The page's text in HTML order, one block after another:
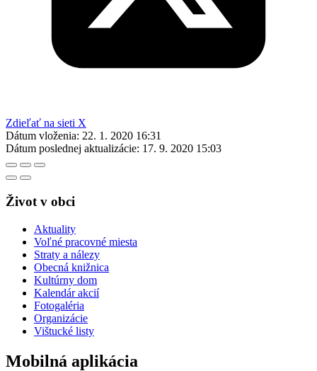
Zdieľať na sieti X
Dátum vloženia: 22. 1. 2020 16:31
Dátum poslednej aktualizácie: 17. 9. 2020 15:03
Život v obci
Aktuality
Voľné pracovné miesta
Straty a nálezy
Obecná knižnica
Kultúrny dom
Kalendár akcií
Fotogaléria
Organizácie
Vištucké listy
Mobilná aplikácia